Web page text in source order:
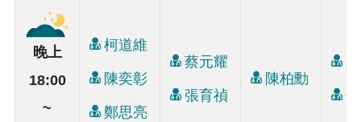
晚上
18:00
~
柯道維
陳奕彰
鄭思亮
蔡元耀
張育禎
陳柏勳